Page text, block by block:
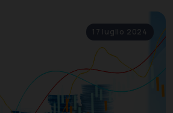
17 luglio 2024